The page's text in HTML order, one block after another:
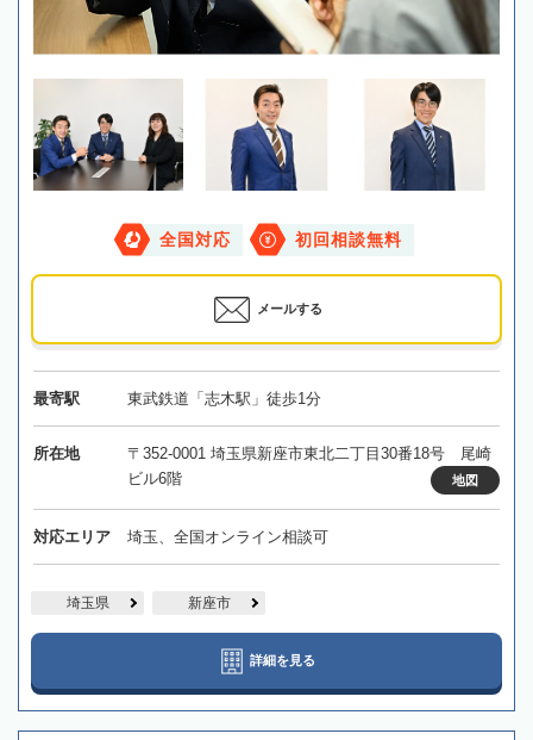
全国対応 初回相談無料
メールする
最寄駅 東武鉄道「志木駅」徒歩1分
所在地
〒352-0001 埼玉県新座市東北二丁目30番18号 尾崎
ビル6階
地図
対応エリア 埼玉、全国オンライン相談可
埼玉県 新座市
詳細を見る